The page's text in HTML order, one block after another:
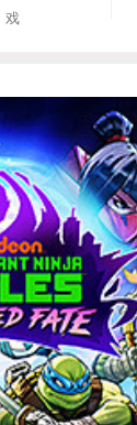
戏